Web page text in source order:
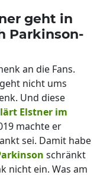
geht in
Parkinson-
an die Fans.
nicht ums
Und diese
Elstner im
machte er
sei. Damit habe
schränkt
nicht ein. Was am